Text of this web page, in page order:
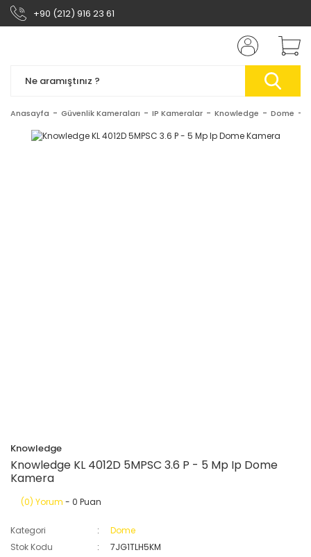
+90 (212) 916 23 61
Anasayfa Güvenlik Kameraları IP Kameralar Knowledge Dome
Knowledge
Knowledge KL 4012D 5MPSC 3.6 P - 5 Mp Ip Dome
Kamera
(0) Yorum - 0 Puan
Kategori
Dome
Stok Kodu
7JG1TLH5KM